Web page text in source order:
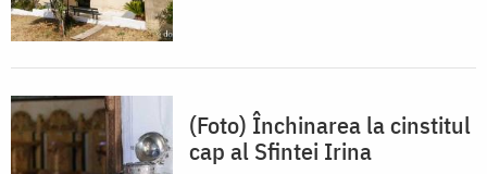
(Foto) Închinarea la cinstitul
cap al Sfintei Irina